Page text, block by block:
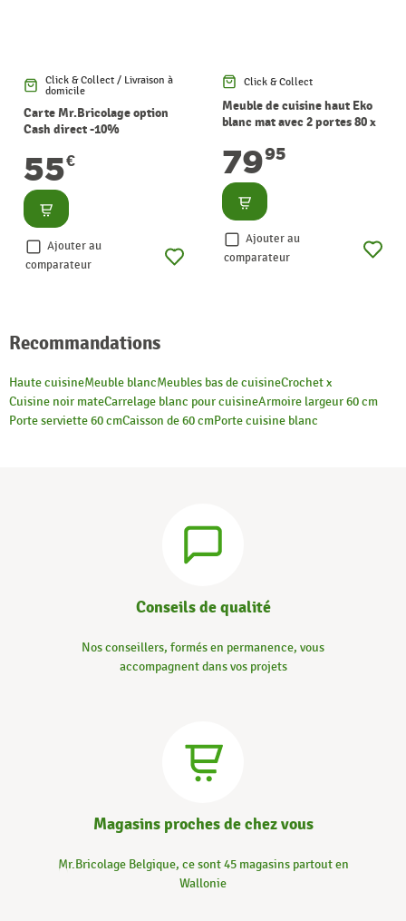
Click & Collect / Livraison à
domicile
Carte Mr.Bricolage option
Cash direct -10%
55€
Consulter
Ajouter au
comparateur
Click & Collect
Meuble de cuisine haut Eko
blanc mat avec 2 portes 80 x
7995
Consulter
Ajouter au
comparateur
Recommandations
Haute cuisineMeuble blancMeubles bas de cuisineCrochet x
Cuisine noir mateCarrelage blanc pour cuisineArmoire largeur 60 cm
Porte serviette 60 cmCaisson de 60 cmPorte cuisine blanc
Conseils de qualité
Nos conseillers, formés en permanence, vous
accompagnent dans vos projets
Magasins proches de chez vous
Mr.Bricolage Belgique, ce sont 45 magasins partout en
Wallonie